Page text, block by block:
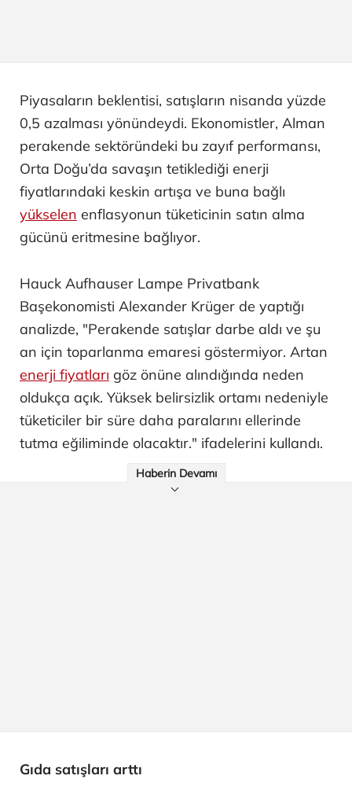
Piyasaların beklentisi, satışların nisanda yüzde
0,5 azalması yönündeydi. Ekonomistler, Alman
perakende sektöründeki bu zayıf performansı,
Orta Doğu’da savaşın tetiklediği enerji
fiyatlarındaki keskin artışa ve buna bağlı
yükselen enflasyonun tüketicinin satın alma
gücünü eritmesine bağlıyor.
Hauck Aufhauser Lampe Privatbank
Başekonomisti Alexander Krüger de yaptığı
analizde, "Perakende satışlar darbe aldı ve şu
an için toparlanma emaresi göstermiyor. Artan
enerji fiyatları göz önüne alındığında neden
oldukça açık. Yüksek belirsizlik ortamı nedeniyle
tüketiciler bir süre daha paralarını ellerinde
tutma eğiliminde olacaktır." ifadelerini kullandı.
Haberin Devamı
Gıda satışları arttı